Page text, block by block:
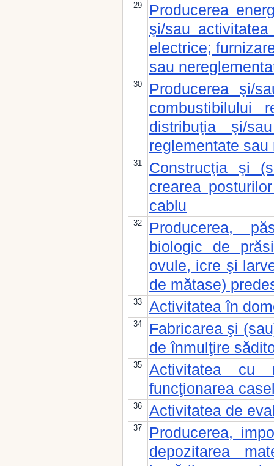
29
Producerea
şi/sau
electrice;
sau
30
Producerea şi/
combustibilului
distribuţia şi/
reglementate
31
Construcţia şi
crearea
cablu
32
Producerea,
biologic de
ovule, icre şi
de mătase)
33 Activitatea în
34
Fabricarea şi
de înmulţire
35
Activitatea cu
funcţionarea
36 Activitatea de
37
Producerea,
depozitarea